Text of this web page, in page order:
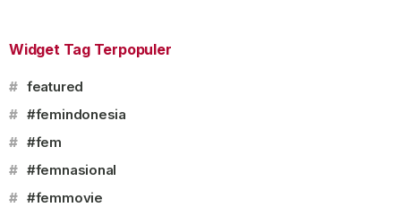
Widget Tag Terpopuler
# featured
# #femindonesia
# #fem
# #femnasional
# #femmovie